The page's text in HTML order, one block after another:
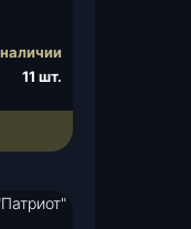
11 шт.